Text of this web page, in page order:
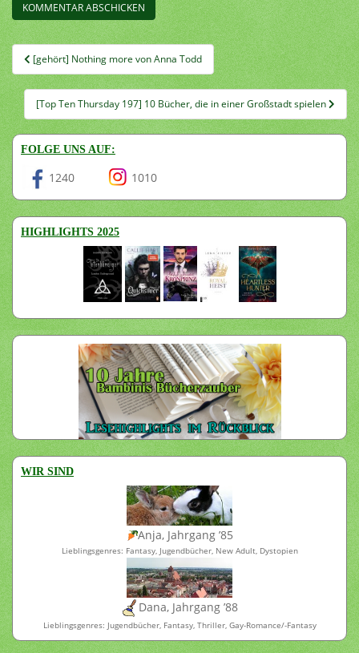
Beitragsnavigation
[gehört] Nothing more von Anna Todd
[Top Ten Thursday 197] 10 Bücher, die in einer Großstadt spielen
FOLGE UNS AUF:
1240 1010
HIGHLIGHTS 2025
WIR SIND
Anja, Jahrgang ’85
Lieblingsgenres: Fantasy, Jugendbücher, New Adult, Dystopien
Dana, Jahrgang ’88
Lieblingsgenres: Jugendbücher, Fantasy, Thriller, Gay-Romance/-Fantasy